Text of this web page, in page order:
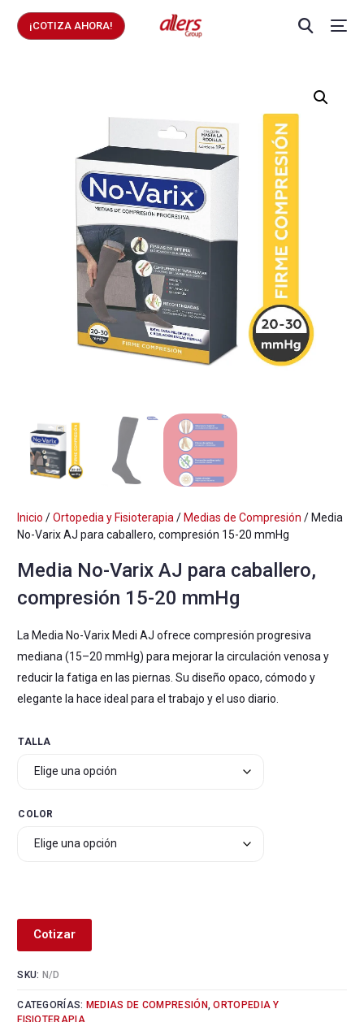
¡COTIZA AHORA!
Inicio /Ortopedia y Fisioterapia / Medias de Compresión / Media
No-Varix AJ para caballero, compresión 15-20 mmHg
Media No-Varix AJ para caballero,
compresión 15-20 mmHg
La Media No-Varix Medi AJ ofrece compresión progresiva
mediana (15–20 mmHg) para mejorar la circulación venosa y
reducir la fatiga en las piernas. Su diseño opaco, cómodo y
elegante la hace ideal para el trabajo y el uso diario.
TALLA
COLOR
Cotizar
SKU: N/D
CATEGORÍAS: MEDIAS DE COMPRESIÓN,ORTOPEDIA Y
FISIOTERAPIA